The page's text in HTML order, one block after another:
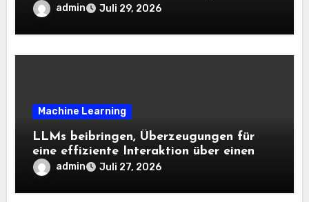
admin Juli 29, 2026
Machine Learning
LLMs beibringen, Überzeugungen für
eine effiziente Interaktion über einen
langen Horizont hinweg zu aktualisieren
– The Berkeley Synthetic Intelligence
Analysis Weblog
admin Juli 27, 2026